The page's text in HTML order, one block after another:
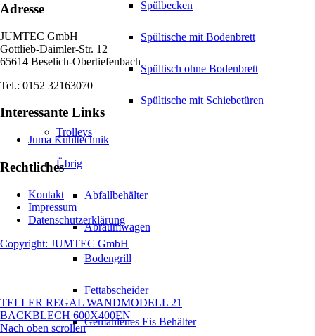
Spülbecken
Spültische mit Bodenbrett
Spültisch ohne Bodenbrett
Spültische mit Schiebetüren
Trolleys
Übrig
Abfallbehälter
Abräumwagen
Bodengrill
Fettabscheider
Gemahlenes Eis Behälter
Adresse
JUMTEC GmbH
Gottlieb-Daimler-Str. 12
65614 Beselich-Obertiefenbach
Tel.: 0152 32163070
Interessante Links
Juma Kühltechnik
Rechtliches
Kontakt
Impressum
Datenschutzerklärung
Copyright: JUMTEC GmbH
TELLER REGAL WANDMODELL 21
BACKBLECH 600X400EN
Nach oben scrollen